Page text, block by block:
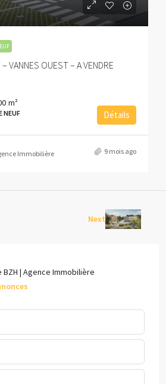
VANNES OUEST – A VENDRE
m²
NEUF Détails
Immobilière 9 mois ago
Next
BZH | Agence Immobilière